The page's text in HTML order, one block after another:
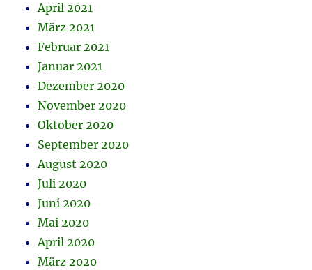
April 2021
März 2021
Februar 2021
Januar 2021
Dezember 2020
November 2020
Oktober 2020
September 2020
August 2020
Juli 2020
Juni 2020
Mai 2020
April 2020
März 2020